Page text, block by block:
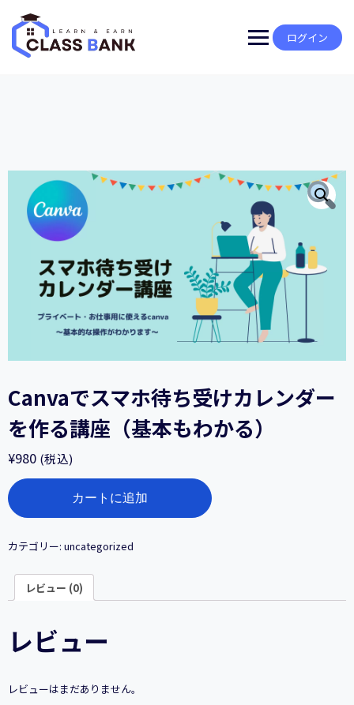
content
ログイン
Canvaでスマホ待ち受けカレンダー
を作る講座（基本もわかる）
¥980 (税込)
Canva
で
ス
ホ
ち
け
レ
ン
を
カートに追加
カテゴリー: uncategorized
レビュー (0)
レビュー
レビューはまだありません。